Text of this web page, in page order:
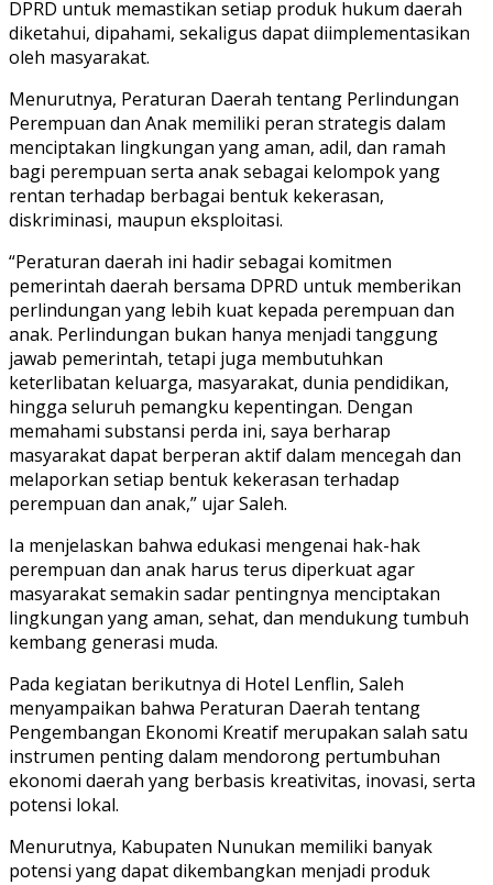
DPRD untuk memastikan setiap produk hukum daerah
diketahui, dipahami, sekaligus dapat diimplementasikan
oleh masyarakat.
Menurutnya, Peraturan Daerah tentang Perlindungan
Perempuan dan Anak memiliki peran strategis dalam
menciptakan lingkungan yang aman, adil, dan ramah
bagi perempuan serta anak sebagai kelompok yang
rentan terhadap berbagai bentuk kekerasan,
diskriminasi, maupun eksploitasi.
“Peraturan daerah ini hadir sebagai komitmen
pemerintah daerah bersama DPRD untuk memberikan
perlindungan yang lebih kuat kepada perempuan dan
anak. Perlindungan bukan hanya menjadi tanggung
jawab pemerintah, tetapi juga membutuhkan
keterlibatan keluarga, masyarakat, dunia pendidikan,
hingga seluruh pemangku kepentingan. Dengan
memahami substansi perda ini, saya berharap
masyarakat dapat berperan aktif dalam mencegah dan
melaporkan setiap bentuk kekerasan terhadap
perempuan dan anak,” ujar Saleh.
Ia menjelaskan bahwa edukasi mengenai hak-hak
perempuan dan anak harus terus diperkuat agar
masyarakat semakin sadar pentingnya menciptakan
lingkungan yang aman, sehat, dan mendukung tumbuh
kembang generasi muda.
Pada kegiatan berikutnya di Hotel Lenflin, Saleh
menyampaikan bahwa Peraturan Daerah tentang
Pengembangan Ekonomi Kreatif merupakan salah satu
instrumen penting dalam mendorong pertumbuhan
ekonomi daerah yang berbasis kreativitas, inovasi, serta
potensi lokal.
Menurutnya, Kabupaten Nunukan memiliki banyak
potensi yang dapat dikembangkan menjadi produk